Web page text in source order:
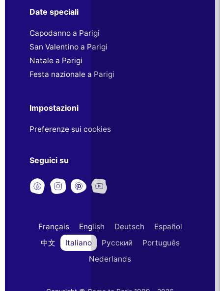
Date speciali
Capodanno a Parigi
San Valentino a Parigi
Natale a Parigi
Festa nazionale a Parigi
Impostazioni
Preferenze sui cookies
Seguici su
Français English Deutsch
Español
中文
Italiano Русский
Português
Nederlands